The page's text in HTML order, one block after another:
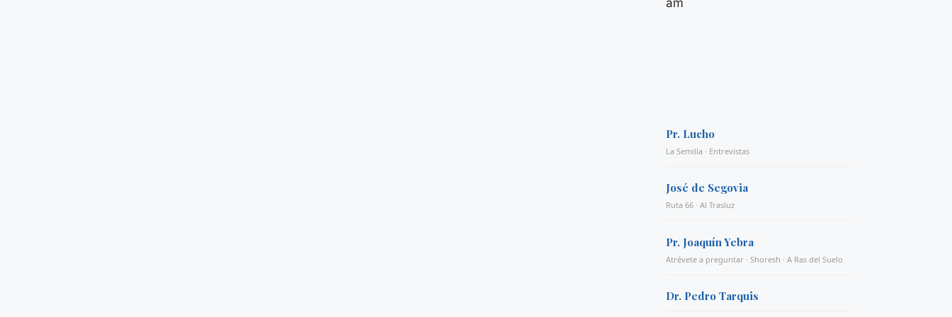
am
Pr. Lucho
La Semilla · Entrevistas
José de Segovia
Ruta 66 · Al Trasluz
Pr. Joaquín Yebra
Atrévete a preguntar · Shoresh · A Ras del Suelo
Dr. Pedro Tarquis